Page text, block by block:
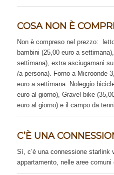
COSA NON È
Non è compreso nel prezzo:
bambini (25,00 euro a
settimana), extra asciugamani
/a persona). Forno a Microonde
euro a settimana. Noleggio
euro al giorno), Gravel bike
euro al giorno) e il campo da
C’È UNA
Sì, c’è una connessione starlink
appartamento, nelle aree